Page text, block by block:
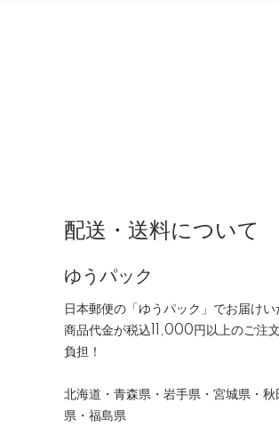
配送・送料について
ゆうパック
日本郵便の「ゆうパック」でお届けい
商品代金が税込11,000円以上のご注
負担！
北海道・青森県・岩手県・宮城県・秋
県・福島県